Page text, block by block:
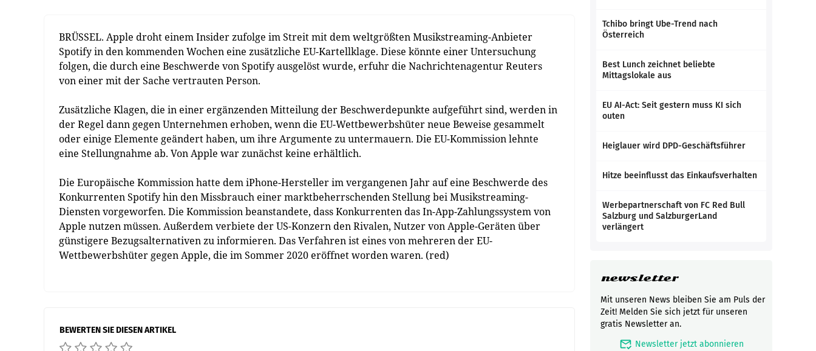
BRÜSSEL. Apple droht einem Insider zufolge im Streit mit dem weltgrößten Musikstreaming-Anbieter
Spotify in den kommenden Wochen eine zusätzliche EU-Kartellklage. Diese könnte einer Untersuchung
folgen, die durch eine Beschwerde von Spotify ausgelöst wurde, erfuhr die Nachrichtenagentur Reuters
von einer mit der Sache vertrauten Person.
Zusätzliche Klagen, die in einer ergänzenden Mitteilung der Beschwerdepunkte aufgeführt sind, werden in
der Regel dann gegen Unternehmen erhoben, wenn die EU-Wettbewerbshüter neue Beweise gesammelt
oder einige Elemente geändert haben, um ihre Argumente zu untermauern. Die EU-Kommission lehnte
eine Stellungnahme ab. Von Apple war zunächst keine erhältlich.
Die Europäische Kommission hatte dem iPhone-Hersteller im vergangenen Jahr auf eine Beschwerde des
Konkurrenten Spotify hin den Missbrauch einer marktbeherrschenden Stellung bei Musikstreaming-
Diensten vorgeworfen. Die Kommission beanstandete, dass Konkurrenten das In-App-Zahlungssystem von
Apple nutzen müssen. Außerdem verbiete der US-Konzern den Rivalen, Nutzer von Apple-Geräten über
günstigere Bezugsalternativen zu informieren. Das Verfahren ist eines von mehreren der EU-
Wettbewerbshüter gegen Apple, die im Sommer 2020 eröffnet worden waren. (red)
BEWERTEN SIE DIESEN ARTIKEL
Tchibo bringt Ube-Trend nach
Österreich
Best Lunch zeichnet beliebte
Mittagslokale aus
EU AI-Act: Seit gestern muss KI sich
outen
Heiglauer wird DPD-Geschäftsführer
Hitze beeinflusst das Einkaufsverhalten
Werbepartnerschaft von FC Red Bull
Salzburg und SalzburgerLand
verlängert
newsletter
Mit unseren News bleiben Sie am Puls der
Zeit! Melden Sie sich jetzt für unseren
gratis Newsletter an.
mark_email_read Newsletter jetzt abonnieren